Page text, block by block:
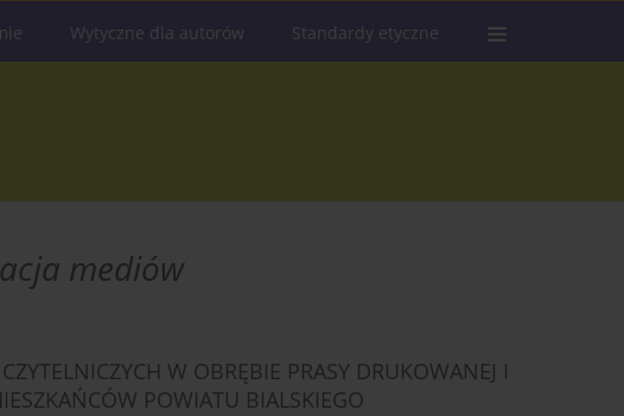
Wytyczne dla autorów Standardy etyczne
mediów
W OBRĘBIE PRASY DRUKOWANEJ I
POWIATU BIALSKIEGO